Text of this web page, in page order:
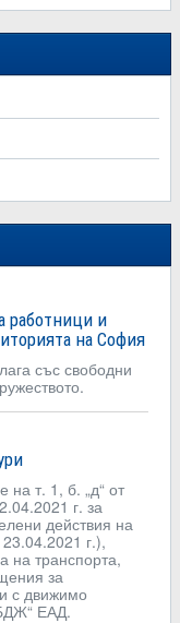
работници и
на София
със свободни
на т. 1, б. „д“ от
г. за
действия на
г.),
на транспорта,
за
с движимо
ЕАД.